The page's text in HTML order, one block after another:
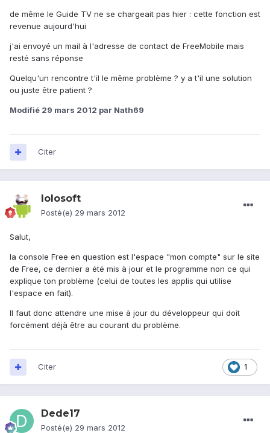
de même le Guide TV ne se chargeait pas hier : cette fonction est
revenue aujourd'hui
j'ai envoyé un mail à l'adresse de contact de FreeMobile mais
resté sans réponse
Quelqu'un rencontre t'il le même problème ? y a t'il une solution
ou juste être patient ?
Modifié 29 mars 2012 par Nath69
Citer
lolosoft
Posté(e) 29 mars 2012
Salut,
la console Free en question est l'espace "mon compte" sur le site
de Free, ce dernier a été mis à jour et le programme non ce qui
explique ton problème (celui de toutes les applis qui utilise
l'espace en fait).
Il faut donc attendre une mise à jour du développeur qui doit
forcément déjà être au courant du problème.
1
Citer
Dede17
Posté(e) 29 mars 2012